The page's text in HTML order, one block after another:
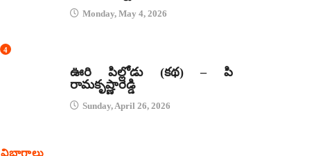
Monday, May 4, 2026
4
ఊరి పిల్లోడు (కథ) – పి
రామకృష్ణారెడ్డి
Sunday, April 26, 2026
విభాగాలు